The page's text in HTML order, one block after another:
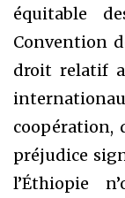
équitable
Convention
droit relatif
coopération,
préjudice
l’Éthiopie